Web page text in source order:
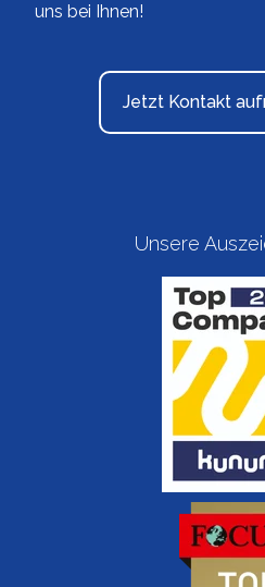
uns bei Ihnen!
Jetzt Kontakt
Unsere